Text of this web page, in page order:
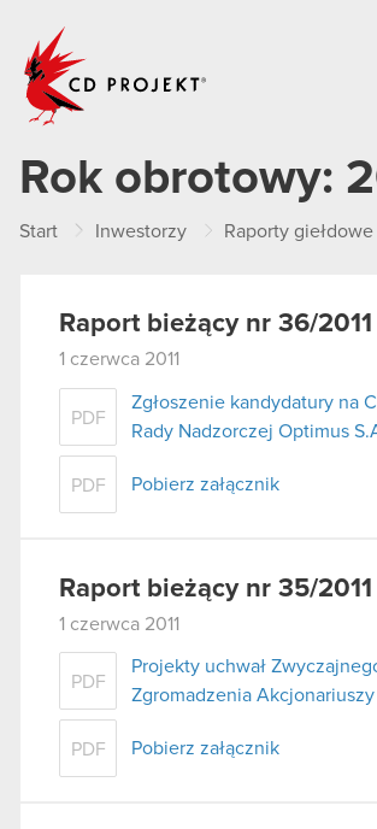
Rok obrotowy:
Start Inwestorzy Raporty giełdowe
Raport bieżący nr 36/2011
1 czerwca 2011
PDF
Zgłoszenie kandydatury na
Rady Nadzorczej Optimus
PDF Pobierz załącznik
Raport bieżący nr 35/2011
1 czerwca 2011
PDF
Projekty uchwał
Zgromadzenia Akcjonariuszy
PDF Pobierz załącznik